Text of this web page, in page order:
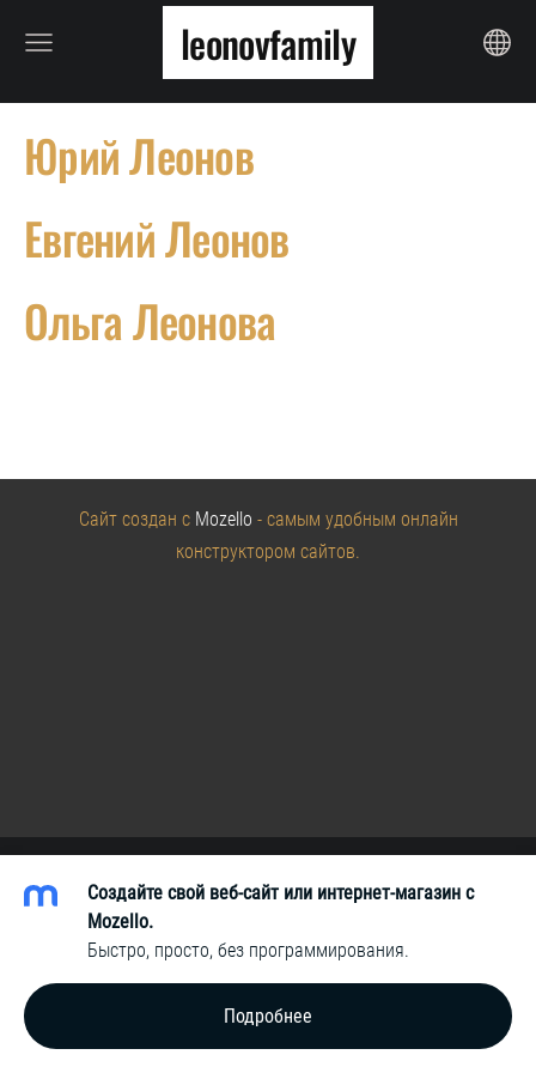
leonovfamily
Юрий Леонов
Евгений Леонов
Ольга Леонова
Сайт создан с Mozello - самым удобным онлайн
конструктором сайтов.
Создайте свой веб-сайт или интернет-магазин с
Mozello.
Быстро, просто, без программирования.
Подробнее